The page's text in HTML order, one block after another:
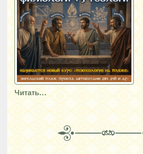
Читать…